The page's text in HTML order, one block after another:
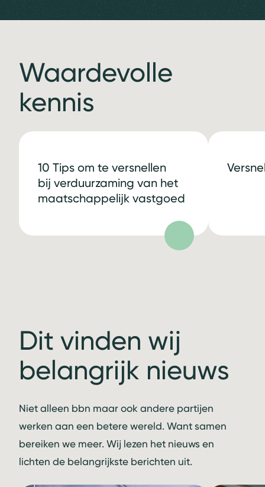
Waardevolle
kennis
10 Tips om te versnellen
bij verduurzaming van het
maatschappelijk vastgoed
Dit vinden wij
belangrijk nieuws
Niet alleen bbn maar ook andere partijen
werken aan een betere wereld. Want samen
bereiken we meer. Wij lezen het nieuws en
lichten de belangrijkste berichten uit.